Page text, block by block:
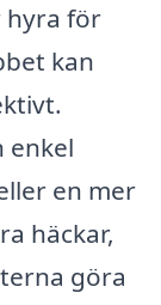
hyra för
kan
enkel
en mer
häckar,
göra